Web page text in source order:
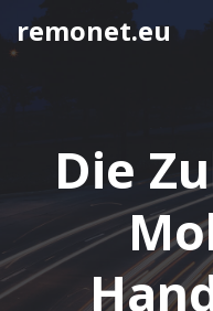
remonet.eu
Die